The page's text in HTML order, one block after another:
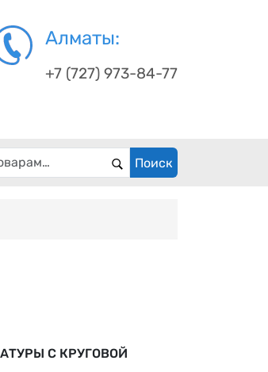
Алматы:
+7 (727) 973-84-77
Поиск
С КРУГОВОЙ